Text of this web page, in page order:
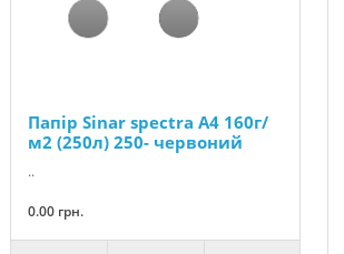
Папір Sinar spectra А4 160г/
м2 (250л) 250- червоний
..
0.00 грн.